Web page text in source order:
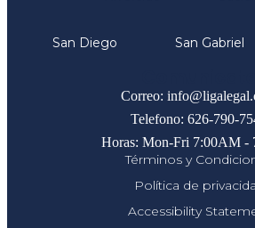
San Diego San Gabriel
Correo:
Telefono: 626-790-
Horas: Mon-Fri 7:00AM -
Términos y
Política de
Accessibility